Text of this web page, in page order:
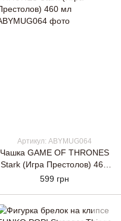
Артикул: ABYMUG064
Чашка GAME OF THRONES
Stark (Игра Престолов) 460
мл
599 грн